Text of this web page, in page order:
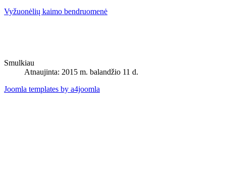
Vyžuonėlių kaimo bendruomenė
Smulkiau
Atnaujinta: 2015 m. balandžio 11 d.
Joomla templates by a4joomla